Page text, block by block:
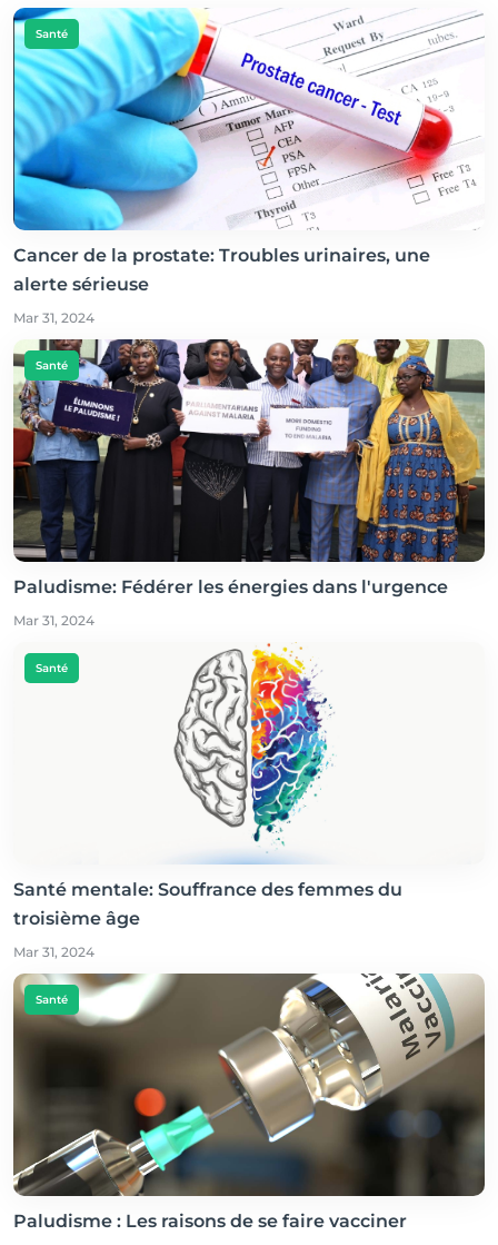
Santé
Cancer de la prostate: Troubles urinaires, une
alerte sérieuse
Mar 31, 2024
Santé
Paludisme: Fédérer les énergies dans l'urgence
Mar 31, 2024
Santé
Santé mentale: Souffrance des femmes du
troisième âge
Mar 31, 2024
Santé
Paludisme : Les raisons de se faire vacciner